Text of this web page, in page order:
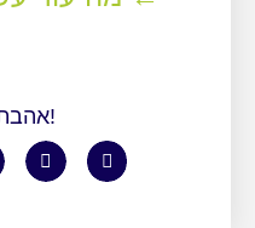
אהבתם? שתפו!